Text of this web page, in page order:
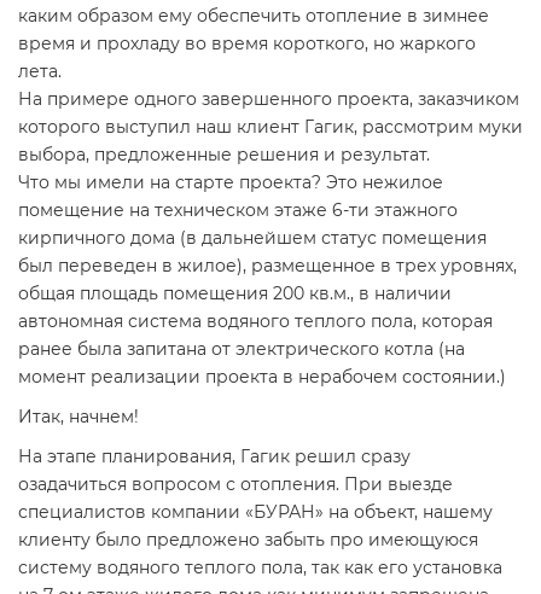
каким образом ему обеспечить отопление в зимнее
время и прохладу во время короткого, но жаркого
лета.
На примере одного завершенного проекта, заказчиком
которого выступил наш клиент Гагик, рассмотрим муки
выбора, предложенные решения и результат.
Что мы имели на старте проекта? Это нежилое
помещение на техническом этаже 6-ти этажного
кирпичного дома (в дальнейшем статус помещения
был переведен в жилое), размещенное в трех уровнях,
общая площадь помещения 200 кв.м., в наличии
автономная система водяного теплого пола, которая
ранее была запитана от электрического котла (на
момент реализации проекта в нерабочем состоянии.)
Итак, начнем!
На этапе планирования, Гагик решил сразу
озадачиться вопросом с отопления. При выезде
специалистов компании «БУРАН» на объект, нашему
клиенту было предложено забыть про имеющуюся
систему водяного теплого пола, так как его установка